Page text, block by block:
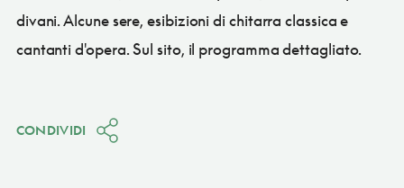
divani. Alcune sere, esibizioni di chitarra classica e
cantanti d'opera. Sul sito, il programma dettagliato.
CONDIVIDI